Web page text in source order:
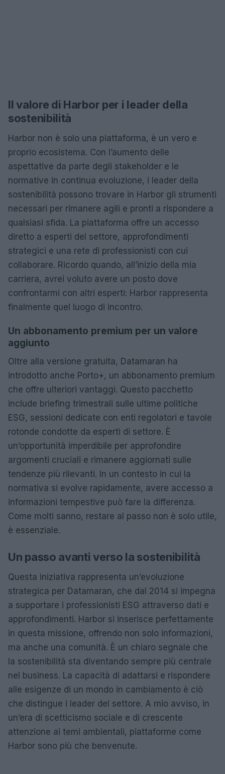
Il valore di Harbor per i leader della
sostenibilità
Harbor non è solo una piattaforma, è un vero e
proprio ecosistema. Con l’aumento delle
aspettative da parte degli stakeholder e le
normative in continua evoluzione, i leader della
sostenibilità possono trovare in Harbor gli strumenti
necessari per rimanere agili e pronti a rispondere a
qualsiasi sfida. La piattaforma offre un accesso
diretto a esperti del settore, approfondimenti
strategici e una rete di professionisti con cui
collaborare. Ricordo quando, all’inizio della mia
carriera, avrei voluto avere un posto dove
confrontarmi con altri esperti: Harbor rappresenta
finalmente quel luogo di incontro.
Un abbonamento premium per un valore
aggiunto
Oltre alla versione gratuita, Datamaran ha
introdotto anche Porto+, un abbonamento premium
che offre ulteriori vantaggi. Questo pacchetto
include briefing trimestrali sulle ultime politiche
ESG, sessioni dedicate con enti regolatori e tavole
rotonde condotte da esperti di settore. È
un’opportunità imperdibile per approfondire
argomenti cruciali e rimanere aggiornati sulle
tendenze più rilevanti. In un contesto in cui la
normativa si evolve rapidamente, avere accesso a
informazioni tempestive può fare la differenza.
Come molti sanno, restare al passo non è solo utile,
è essenziale.
Un passo avanti verso la sostenibilità
Questa iniziativa rappresenta un’evoluzione
strategica per Datamaran, che dal 2014 si impegna
a supportare i professionisti ESG attraverso dati e
approfondimenti. Harbor si inserisce perfettamente
in questa missione, offrendo non solo informazioni,
ma anche una comunità. È un chiaro segnale che
la sostenibilità sta diventando sempre più centrale
nel business. La capacità di adattarsi e rispondere
alle esigenze di un mondo in cambiamento è ciò
che distingue i leader del settore. A mio avviso, in
un’era di scetticismo sociale e di crescente
attenzione ai temi ambientali, piattaforme come
Harbor sono più che benvenute.